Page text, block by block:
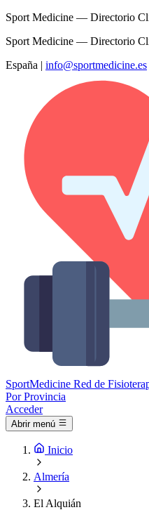
Sport Medicine — Directorio
Sport Medicine — Directorio
España | info@sportmedicine.es
SportMedicine Red de
Por Provincia
Acceder
Abrir menú
Inicio
Almería
El Alquián